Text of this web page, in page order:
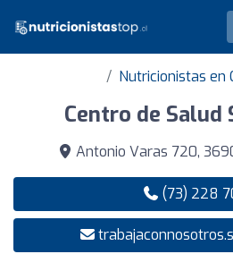
Nutricionistas en
Centro de Salud
Antonio Varas 720,
(73) 228